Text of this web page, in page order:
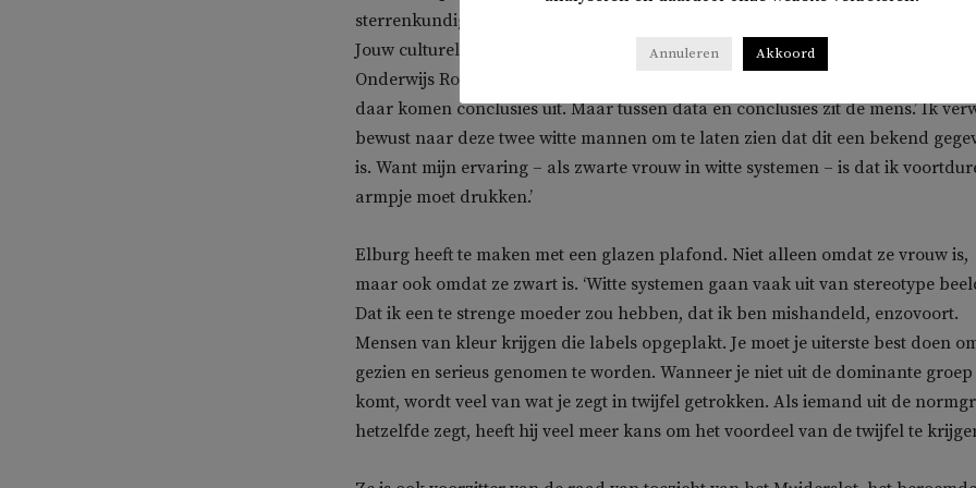
sterrenkundige Vincent Icke. De conclusies die je trekt hangen af van wie je
Jouw culturele waarden en geslacht neem je hierbij mee. En minister van
Onderwijs Robbert Dijkgraaf zei ooit in een interview: ‘Onderzoek gaat over
daar komen conclusies uit. Maar tussen data en conclusies zit de mens.’ Ik
bewust naar deze twee witte mannen om te laten zien dat dit een bekend
is. Want mijn ervaring – als zwarte vrouw in witte systemen – is dat ik
armpje moet drukken.’
Elburg heeft te maken met een glazen plafond. Niet alleen omdat ze vrouw is,
maar ook omdat ze zwart is. ‘Witte systemen gaan vaak uit van stereotype
Dat ik een te strenge moeder zou hebben, dat ik ben mishandeld, enzovoort.
Mensen van kleur krijgen die labels opgeplakt. Je moet je uiterste best doen
gezien en serieus genomen te worden. Wanneer je niet uit de dominante groep
komt, wordt veel van wat je zegt in twijfel getrokken. Als iemand uit de
hetzelfde zegt, heeft hij veel meer kans om het voordeel van de twijfel te
Annuleren Akkoord